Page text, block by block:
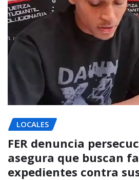
LOCALES
FER denuncia
asegura que buscan
expedientes contra